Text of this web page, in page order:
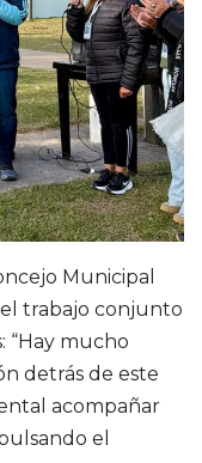
Municipal
el trabajo conjunto
“Hay mucho
detrás de este
acompañar
el